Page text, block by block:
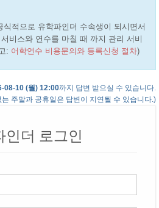
적으로 유학파인더 수속생이 되시면서
비스와 연수를 마칠 때 까지 관리 서비
: 어학연수 비용문의와 등록신청 절차)
08-10 (월) 12:00까지 답변 받으실 수 있습니다.
주말과 공휴일은 답변이 지연될 수 있습니다.)
인더 로그인